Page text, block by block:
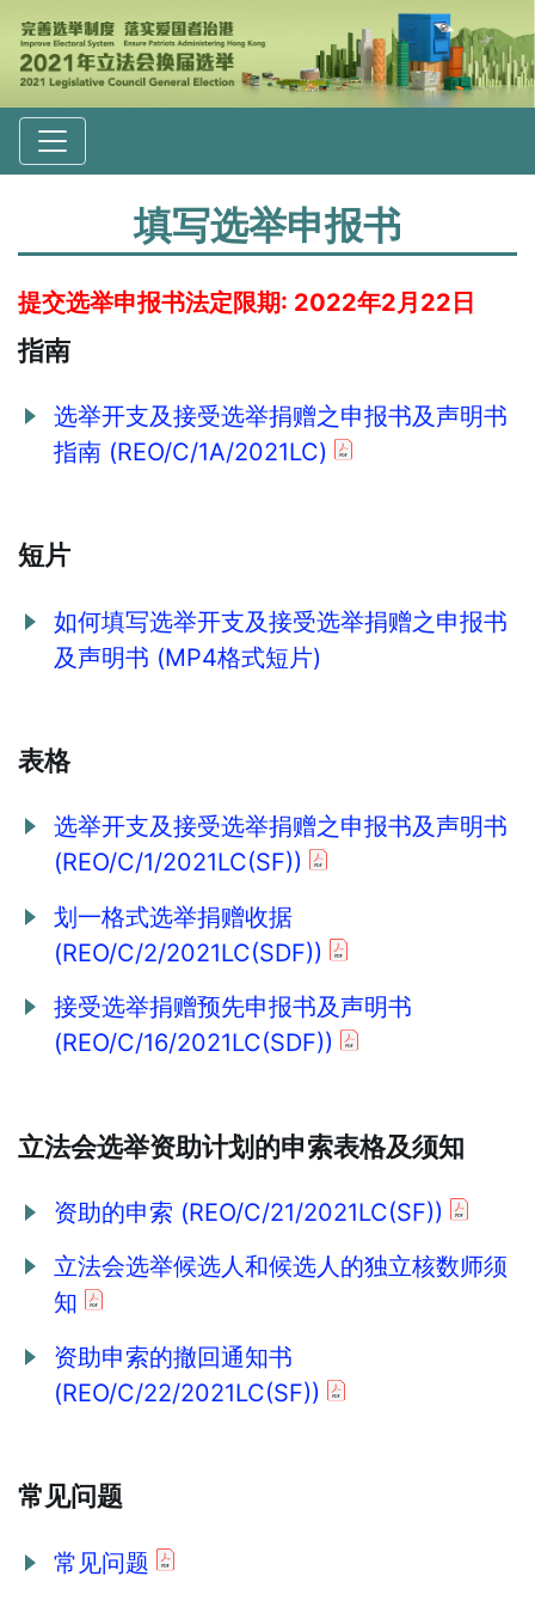
填写选举申报书
提交选举申报书法定限期: 2022年2月22日
指南
选举开支及接受选举捐赠之申报书及声明书
指南 (REO/C/1A/2021LC)
短片
如何填写选举开支及接受选举捐赠之申报书
及声明书 (MP4格式短片)
表格
选举开支及接受选举捐赠之申报书及声明书
(REO/C/1/2021LC(SF))
划一格式选举捐赠收据
(REO/C/2/2021LC(SDF))
接受选举捐赠预先申报书及声明书
(REO/C/16/2021LC(SDF))
立法会选举资助计划的申索表格及须知
资助的申索 (REO/C/21/2021LC(SF))
立法会选举候选人和候选人的独立核数师须
知
资助申索的撤回通知书
(REO/C/22/2021LC(SF))
常见问题
常见问题